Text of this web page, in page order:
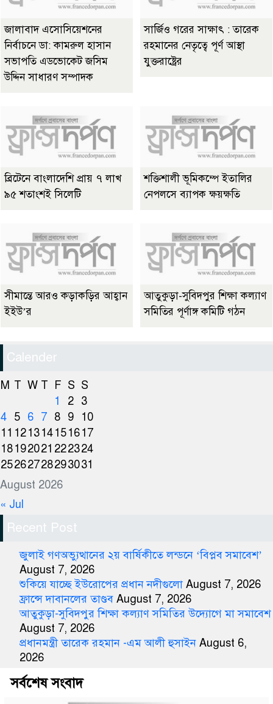
জালাবাদ এসোসিয়েশনের
নির্বাচনে ডা: কামরুল হাসান
সভাপতি এডভোকেট জসিম
উদ্দিন সাধারণ সম্পাদক
সার্জিও গরের সাক্ষাৎ : তারেক
রহমানের নেতৃত্বে পূর্ণ আস্থা
যুক্তরাষ্ট্রের
ব্রিটেনে বাংলাদেশি প্রায় ৭ লাখ
৯৫ শতাংশই সিলেটি
শক্তিশালী ভূমিকম্পে ইতালির
নেপলসে ব্যাপক ক্ষয়ক্ষতি
সীমান্তে আরও কড়াকড়ির আহ্বান
ইইউ’র
আতুকুড়া-সুবিদপুর শিক্ষা কল্যাণ
সমিতির পূর্ণাঙ্গ কমিটি গঠন
Calender
August 2026
M T W T F S S
1
2 3
4 5 6 7 8 9
10
11 121314151617
18192021 222324
25262728293031
« Jul
Recent Post
জুলাই গণঅভ্যুত্থানের ২য় বার্ষিকীতে লন্ডনে ‘বিপ্লব সমাবেশ’
August 7, 2026
শুকিয়ে যাচ্ছে ইউরোপের প্রধান নদীগুলো August 7, 2026
ফ্রান্সে দাবানলের তাণ্ডব August 7, 2026
আতুকুড়া-সুবিদপুর শিক্ষা কল্যাণ সমিতির উদ্যোগে মা সমাবেশ
August 7, 2026
প্রধানমন্ত্রী তারেক রহমান -এম আলী হুসাইন August 6,
2026
সর্বশেষ সংবাদ